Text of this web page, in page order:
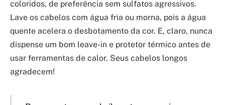
coloridos, de preferência sem sulfatos agressivos.
Lave os cabelos com água fria ou morna, pois a água
quente acelera o desbotamento da cor. E, claro, nunca
dispense um bom leave-in e protetor térmico antes de
usar ferramentas de calor. Seus cabelos longos
agradecem!